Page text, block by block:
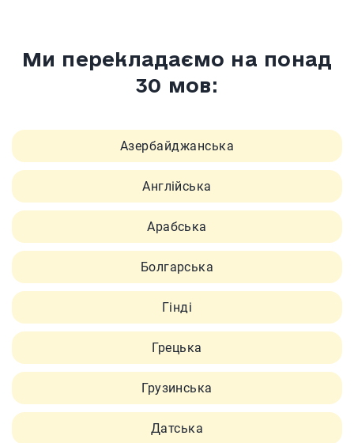
Ми перекладаємо на понад
30 мов:
Азербайджанська
Англійська
Арабська
Болгарська
Гінді
Грецька
Грузинська
Датська